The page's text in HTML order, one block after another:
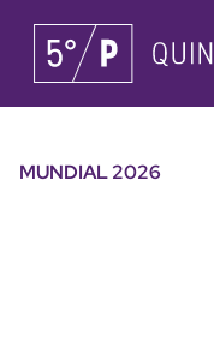
MUNDIAL 2026